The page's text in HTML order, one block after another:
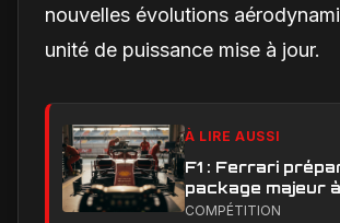
nouvelles évolutions
unité de puissance mise à jour.
À LIRE AUSSI
F1 : Ferrari
package majeur à
Barcelone, un test
COMPÉTITION